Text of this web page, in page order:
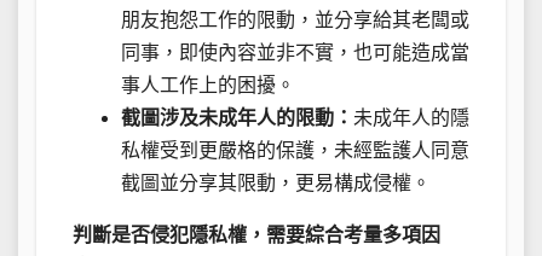
朋友抱怨工作的限動，並分享給其老闆或
同事，即使內容並非不實，也可能造成當
事人工作上的困擾。
截圖涉及未成年人的限動： 未成年人的隱
私權受到更嚴格的保護，未經監護人同意
截圖並分享其限動，更易構成侵權。
判斷是否侵犯隱私權，需要綜合考量多項因